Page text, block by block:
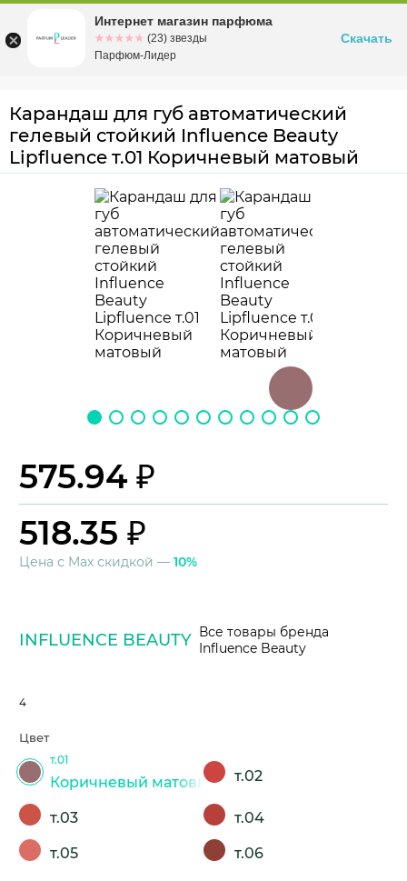
Омскул. Заозерная, 11, к. 1
Карандаш для губ автоматический
гелевый стойкий Influence Beauty
Lipfluence т.01 Коричневый матовый
575.94 ₽
518.35 ₽
Цена с Max скидкой — 10%
INFLUENCE BEAUTY Все товары бренда
Influence Beauty
4
Цвет
т.01
Коричневый матовый т.02
т.03 т.04
т.05 т.06
Интернет магазин парфюма
☆☆☆☆☆
★★★★★ (23) звезды
Парфюм-Лидер
Скачать